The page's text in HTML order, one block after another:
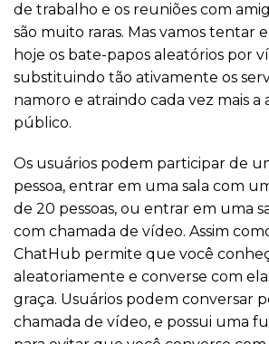
de trabalho e os reuniões com
são muito raras. Mas vamos tentar
hoje os bate-papos aleatórios por
substituindo tão ativamente os
namoro e atraindo cada vez mais a
público.
Os usuários podem participar de
pessoa, entrar em uma sala com
de 20 pessoas, ou entrar em uma
com chamada de vídeo. Assim
ChatHub permite que você
aleatoriamente e converse com
graça. Usuários podem conversar
chamada de vídeo, e possui uma